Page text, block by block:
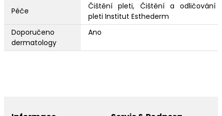
Péče
Čištění pleti, Čištění a odličování
pleti Institut Esthederm
Doporučeno
dermatology
Ano